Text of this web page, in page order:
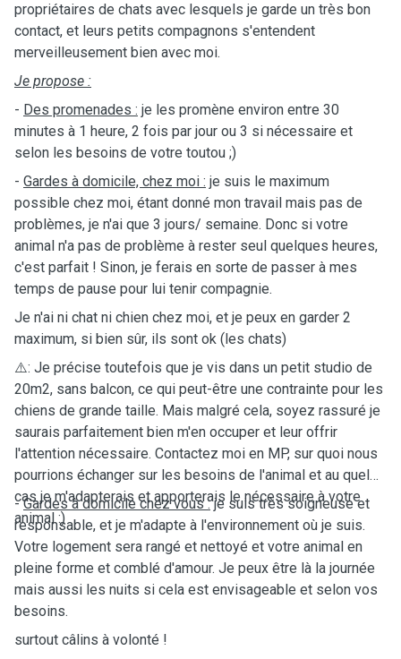
propriétaires de chats avec lesquels je garde un très bon
contact, et leurs petits compagnons s'entendent
merveilleusement bien avec moi.
Je propose :
- Des promenades : je les promène environ entre 30
minutes à 1 heure, 2 fois par jour ou 3 si nécessaire et
selon les besoins de votre toutou ;)
- Gardes à domicile, chez moi : je suis le maximum
possible chez moi, étant donné mon travail mais pas de
problèmes, je n'ai que 3 jours/ semaine. Donc si votre
animal n'a pas de problème à rester seul quelques heures,
c'est parfait ! Sinon, je ferais en sorte de passer à mes
temps de pause pour lui tenir compagnie.
Je n'ai ni chat ni chien chez moi, et je peux en garder 2
maximum, si bien sûr, ils sont ok (les chats)
⚠️: Je précise toutefois que je vis dans un petit studio de
20m2, sans balcon, ce qui peut-être une contrainte pour les
chiens de grande taille. Mais malgré cela, soyez rassuré je
saurais parfaitement bien m'en occuper et leur offrir
l'attention nécessaire. Contactez moi en MP, sur quoi nous
pourrions échanger sur les besoins de l'animal et au quel
cas je m'adapterais et apporterais le nécessaire à votre
animal :)
-Gardes à domicile chez vous :je suis très soigneuse et
responsable, et je m'adapte à l'environnement où je suis.
Votre logement sera rangé et nettoyé et votre animal en
pleine forme et comblé d'amour. Je peux être là la journée
mais aussi les nuits si cela est envisageable et selon vos
besoins.
surtout câlins à volonté !